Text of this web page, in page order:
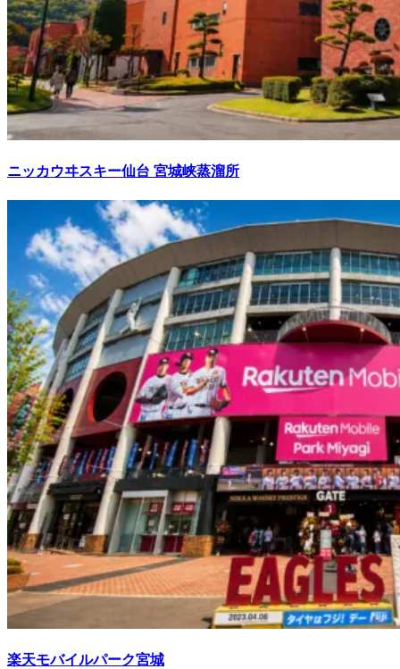
ニッカウヰスキー仙台 宮城峡蒸溜所
楽天モバイルパーク宮城